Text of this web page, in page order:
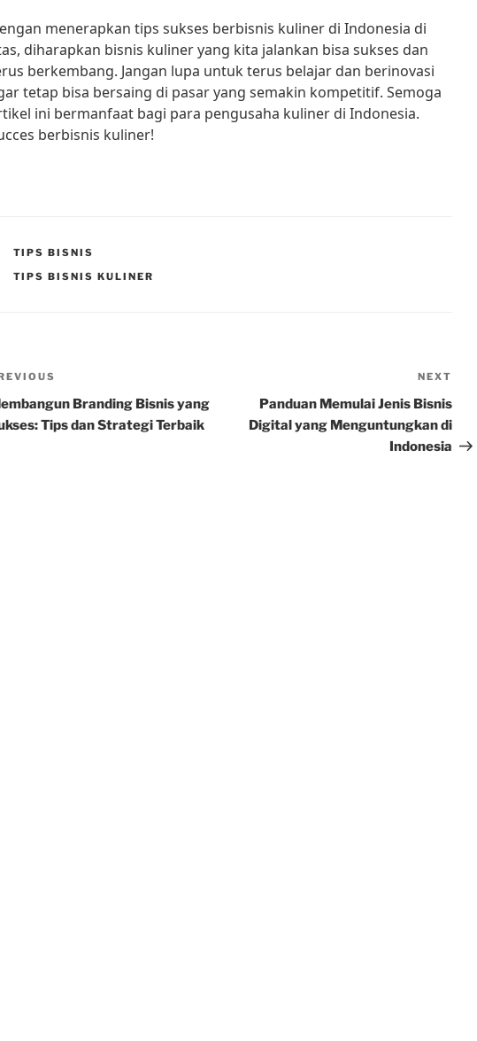
menerapkan tips sukses berbisnis kuliner di Indonesia di
diharapkan bisnis kuliner yang kita jalankan bisa sukses dan
berkembang. Jangan lupa untuk terus belajar dan berinovasi
tetap bisa bersaing di pasar yang semakin kompetitif. Semoga
ini bermanfaat bagi para pengusaha kuliner di Indonesia.
berbisnis kuliner!
CATEGORIES
TIPS BISNIS
TAGS
TIPS BISNIS KULINER
Branding Bisnis yang
Tips dan Strategi Terbaik
Post
NEXT
Panduan Memulai Jenis Bisnis
Digital yang Menguntungkan di
Indonesia